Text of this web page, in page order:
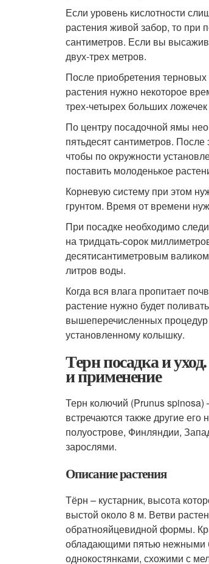
Если уровень кислотности
растения живой забор, то при
сантиметров. Если вы
двух-трех метров.
После приобретения
растения нужно некоторое
трех-четырех больших
По центру посадочной ямы
пятьдесят сантиметров. После
чтобы по окружности
поставить молоденькое
Корневую систему при этом
грунтом. Время от времени
При посадке необходимо
на тридцать-сорок
десятисантиметровым
литров воды.
Когда вся влага пропитает
растение нужно будет
вышеперечисленных
установленному колышку.
Терн посадка и
и применение
Терн колючий (Prunus spinosa)
встречаются также другие
полуострове, Финляндии,
зарослями.
Описание растения
Тёрн – кустарник, высота
выстой около 8 м. Ветви
обратнояйцевидной формы.
обладающими пятью нежными
однокостянками, схожими с